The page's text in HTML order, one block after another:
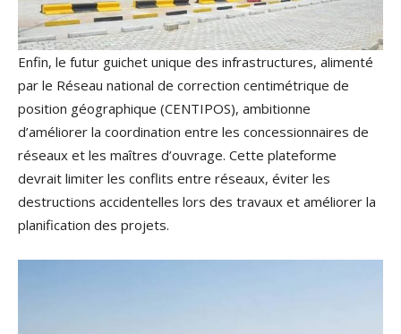
Enfin, le futur guichet unique des infrastructures, alimenté
par le Réseau national de correction centimétrique de
position géographique (CENTIPOS), ambitionne
d’améliorer la coordination entre les concessionnaires de
réseaux et les maîtres d’ouvrage. Cette plateforme
devrait limiter les conflits entre réseaux, éviter les
destructions accidentelles lors des travaux et améliorer la
planification des projets.